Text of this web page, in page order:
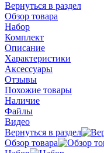
Вернуться в раздел
Обзор товара
Набор
Комплект
Описание
Характеристики
Аксессуары
Отзывы
Похожие товары
Наличие
Файлы
Видео
Вернуться в раздел
Обзор товара